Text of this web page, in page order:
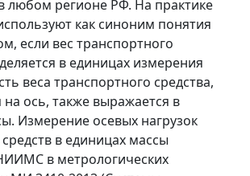
любом регионе РФ. На практике
как синоним понятия
если вес транспортного
в единицах измерения
веса транспортного средства,
ось, также выражается в
Измерение осевых нагрузок
в единицах массы
в метрологических